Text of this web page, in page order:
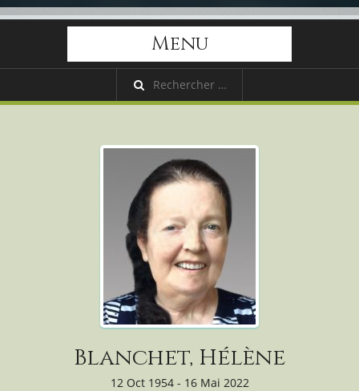
Menu
Blanchet, Hélène
12 Oct 1954 - 16 Mai 2022